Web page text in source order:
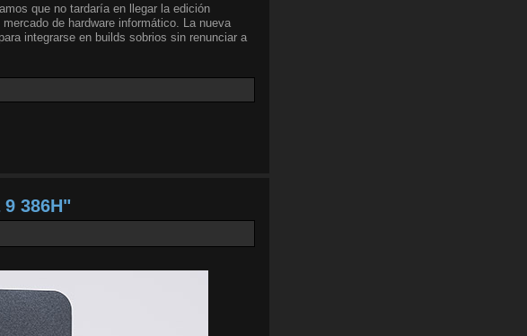
que no tardaría en llegar la edición
de hardware informático. La nueva
integrarse en builds sobrios sin renunciar a
386H"